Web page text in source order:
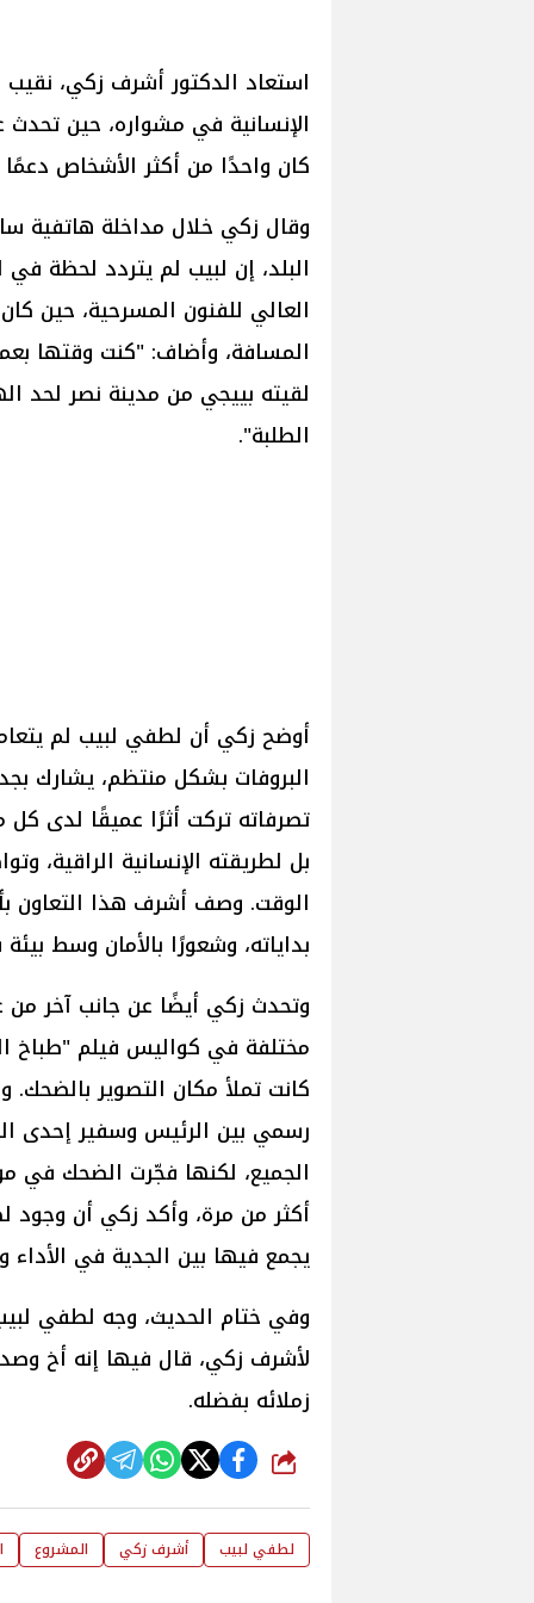
استعاد الدكتور أشرف زكي،
الإنسانية في مشواره، حين تحدث
كان واحدًا من أكثر الأشخاص
وقال زكي خلال مداخلة هاتفية
البلد، إن لبيب لم يتردد لحظة
العالي للفنون المسرحية، حين
المسافة، وأضاف: "كنت وقتها
لقيته بييجي من مدينة نصر لحد
الطلبة".
أوضح زكي أن لطفي لبيب لم
البروفات بشكل منتظم، يشارك
تصرفاته تركت أثرًا عميقًا لدى
بل لطريقته الإنسانية الراقية،
الوقت. وصف أشرف هذا التعاون
بداياته، وشعورًا بالأمان وسط
وتحدث زكي أيضًا عن جانب آخر من
مختلفة في كواليس فيلم "طباخ
كانت تملأ مكان التصوير
رسمي بين الرئيس وسفير إحدى
الجميع، لكنها فجّرت الضحك في
أكثر من مرة، وأكد زكي أن
يجمع فيها بين الجدية في
وفي ختام الحديث، وجه لطفي
لأشرف زكي، قال فيها إنه أخ
زملائه بفضله.
شارك
لطفي لبيب أشرف زكي المشروع